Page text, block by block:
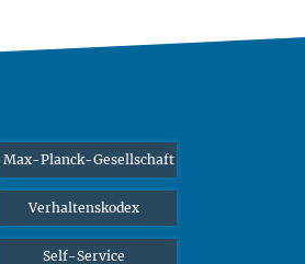
Max-Planck-Gesellschaft
Verhaltenskodex
Self-Service